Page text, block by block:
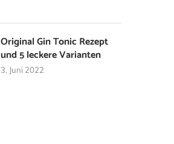
Original Gin Tonic Rezept
und 5 leckere Varianten
3. Juni 2022